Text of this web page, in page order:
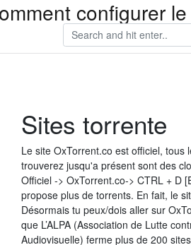
configurer
Sites torrente
Le site OxTorrent.co est officiel, tous
trouverez jusqu'a présent sont des
Officiel -> OxTorrent.co-> CTRL + D
propose plus de torrents. En fait, le
Désormais tu peux/dois aller sur
que L’ALPA (Association de Lutte
Audiovisuelle) ferme plus de 200